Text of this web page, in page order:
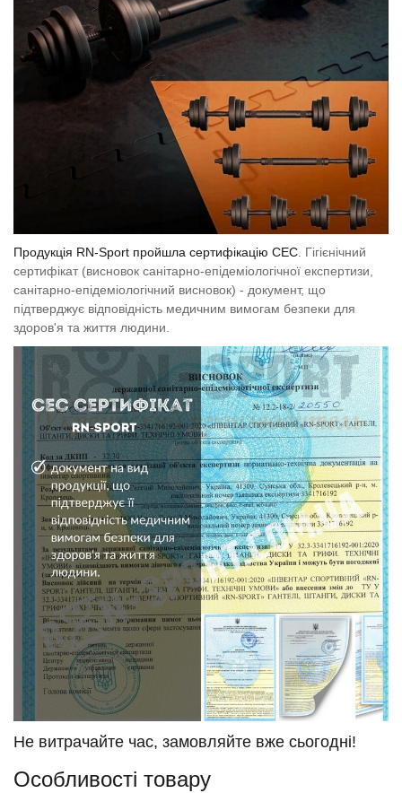
Продукція RN-Sport пройшла сертифікацію СЕС. Гігієнічний
сертифікат (висновок санітарно-епідеміологічної експертизи,
санітарно-епідеміологічний висновок) - документ, що
підтверджує відповідність медичним вимогам безпеки для
здоров'я та життя людини.
Не витрачайте час, замовляйте вже сьогодні!
Особливості товару